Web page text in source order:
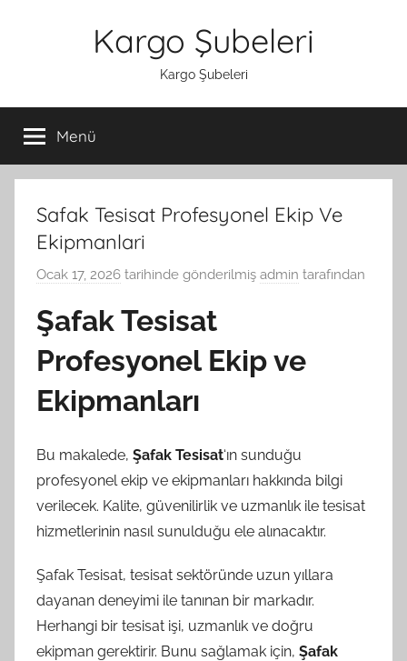
Kargo Şubeleri
Kargo Şubeleri
Menü
Safak Tesisat Profesyonel Ekip Ve
Ekipmanlari
Ocak 17, 2026 tarihinde gönderilmiş admin tarafından
Şafak Tesisat
Profesyonel Ekip ve
Ekipmanları
Bu makalede, Şafak Tesisat‘ın sunduğu
profesyonel ekip ve ekipmanları hakkında bilgi
verilecek. Kalite, güvenilirlik ve uzmanlık ile tesisat
hizmetlerinin nasıl sunulduğu ele alınacaktır.
Şafak Tesisat, tesisat sektöründe uzun yıllara
dayanan deneyimi ile tanınan bir markadır.
Herhangi bir tesisat işi, uzmanlık ve doğru
ekipman gerektirir. Bunu sağlamak için, Şafak